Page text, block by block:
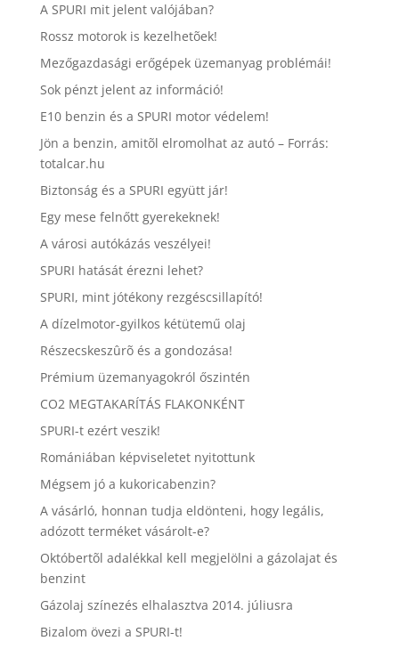
A SPURI mit jelent valójában?
Rossz motorok is kezelhetõek!
Mezőgazdasági erőgépek üzemanyag problémái!
Sok pénzt jelent az információ!
E10 benzin és a SPURI motor védelem!
Jön a benzin, amitõl elromolhat az autó – Forrás:
totalcar.hu
Biztonság és a SPURI együtt jár!
Egy mese felnőtt gyerekeknek!
A városi autókázás veszélyei!
SPURI hatását érezni lehet?
SPURI, mint jótékony rezgéscsillapító!
A dízelmotor-gyilkos kétütemű olaj
Részecskeszûrõ és a gondozása!
Prémium üzemanyagokról őszintén
CO2 MEGTAKARÍTÁS FLAKONKÉNT
SPURI-t ezért veszik!
Romániában képviseletet nyitottunk
Mégsem jó a kukoricabenzin?
A vásárló, honnan tudja eldönteni, hogy legális,
adózott terméket vásárolt-e?
Októbertõl adalékkal kell megjelölni a gázolajat és
benzint
Gázolaj színezés elhalasztva 2014. júliusra
Bizalom övezi a SPURI-t!